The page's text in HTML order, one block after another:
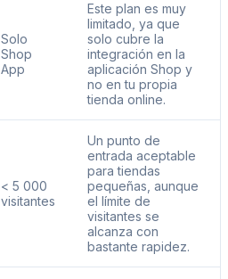
Solo
Shop
App
Este plan es muy
limitado, ya que
solo cubre la
integración en la
aplicación Shop y
no en tu propia
tienda online.
< 5 000
visitantes
Un punto de
entrada aceptable
para tiendas
pequeñas, aunque
el límite de
visitantes se
alcanza con
bastante rapidez.